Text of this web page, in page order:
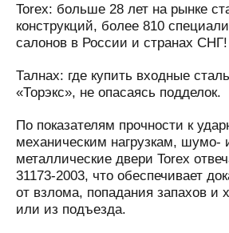
Torex: больше 28 лет на рынке
конструкций, более 810
салонов в России и странах СНГ!
Талнах: где купить входные
«Торэкс», не опасаясь подделок.
По показателям прочности к
механическим нагрузкам, шумо-
металлические двери Torex
31173-2003, что обеспечивает
от взлома, попадания запахов и
или из подъезда.